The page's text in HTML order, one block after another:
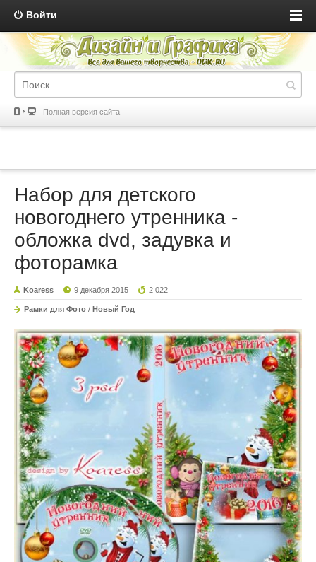
Войти
Полная версия сайта
Набор для детского
новогоднего утренника -
обложка dvd, задувка и
фоторамка
Koaress 9 декабря 2015 2 022
Рамки для Фото / Новый Год